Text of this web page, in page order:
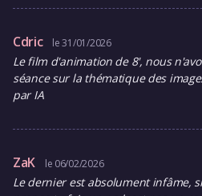
Cdric le 31/01/2026
Le film d'animation de 8', nous
séance sur la thématique des
par IA
ZaK le 06/02/2026
Le dernier est absolument infâme,